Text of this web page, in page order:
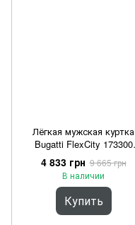
Лёгкая мужская куртка
Bugatti FlexCity 173300
11216/390 Синий 48
4 833 грн 9 665 грн
В наличии
Купить